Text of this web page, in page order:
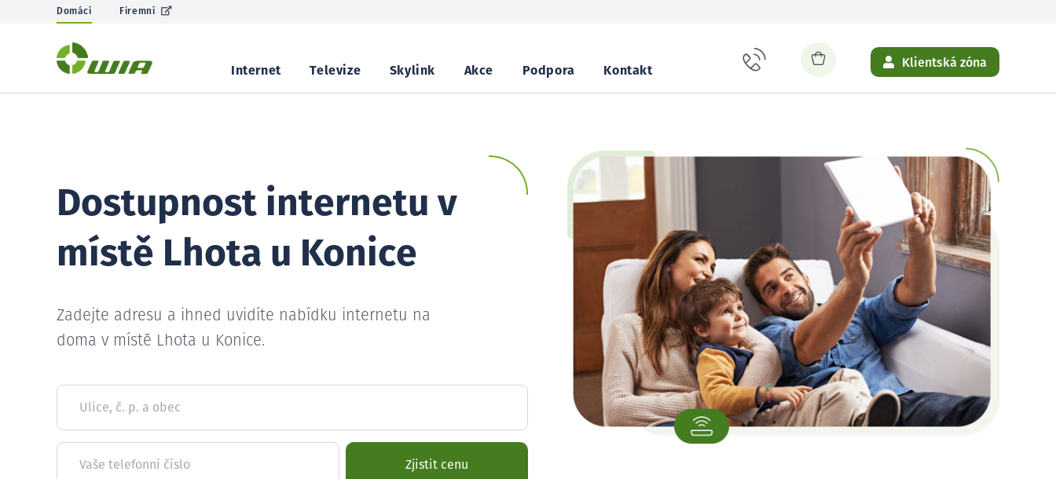
Domácí Firemní
Internet Televize Skylink Akce Podpora Kontakt
Klientská zóna
Dostupnost internetu v
místě Lhota u Konice
Zadejte adresu a ihned uvidíte nabídku internetu na
doma v místě Lhota u Konice.
Ulice, č. p. a obec
Vaše telefonní číslo Zjistit cenu